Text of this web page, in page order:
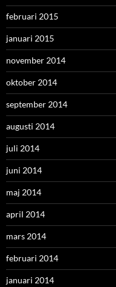
februari 2015
januari 2015
november 2014
oktober 2014
september 2014
augusti 2014
juli 2014
juni 2014
maj 2014
april 2014
mars 2014
februari 2014
januari 2014